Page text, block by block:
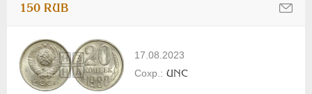
150 RUB
17.08.2023
UNC